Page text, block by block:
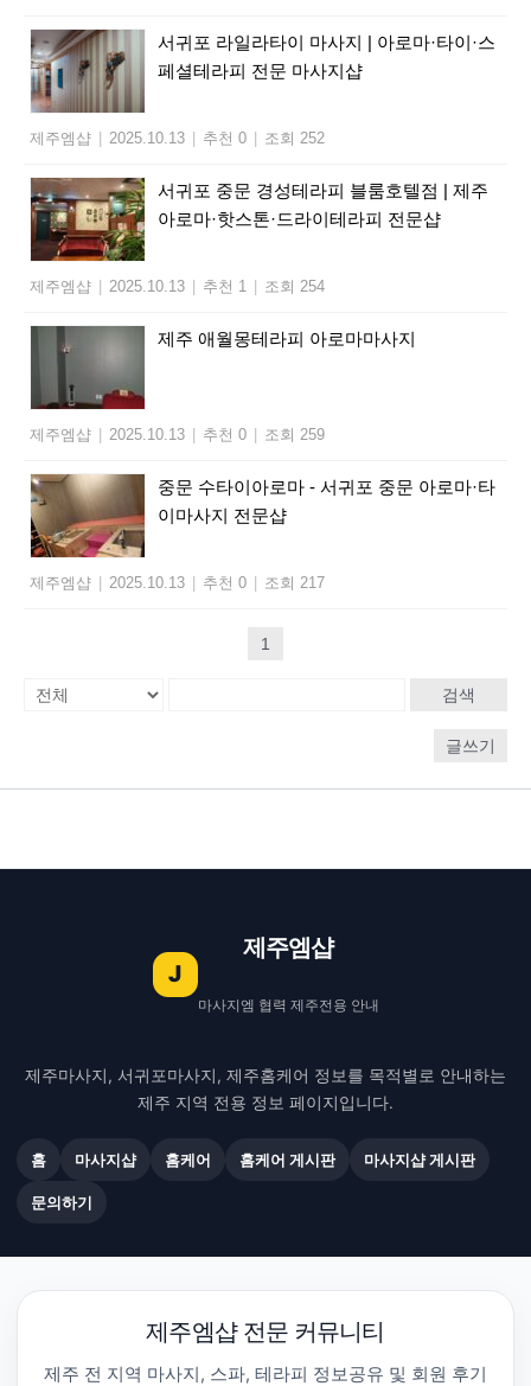
서귀포 라일라타이 마사지 | 아로마·타이·스
페셜테라피 전문 마사지샵
제주엠샵 2025.10.13 추천 0 조회 252
서귀포 중문 경성테라피 블룸호텔점 | 제주
아로마·핫스톤·드라이테라피 전문샵
제주엠샵 2025.10.13 추천 1 조회 254
제주 애월몽테라피 아로마마사지
제주엠샵 2025.10.13 추천 0 조회 259
중문 수타이아로마 - 서귀포 중문 아로마·타
이마사지 전문샵
제주엠샵 2025.10.13 추천 0 조회 217
1
검색
글쓰기
J
제주엠샵
마사지엠 협력 제주전용 안내
제주마사지, 서귀포마사지, 제주홈케어 정보를 목적별로 안내하는
제주 지역 전용 정보 페이지입니다.
홈 마사지샵 홈케어 홈케어 게시판 마사지샵 게시판
문의하기
제주엠샵 전문 커뮤니티
제주 전 지역 마사지, 스파, 테라피 정보공유 및 회원 후기